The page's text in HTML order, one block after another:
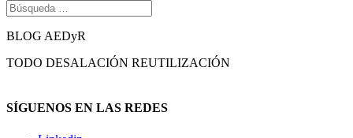
BLOG AEDyR
TODO DESALACIÓN REUTILIZACIÓN
SÍGUENOS EN LAS REDES